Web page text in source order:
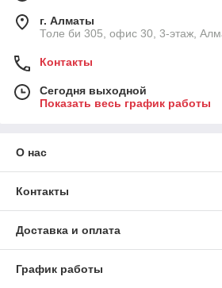
г. Алматы
Толе би 305, офис 30, 3-этаж,
Контакты
Сегодня выходной
Показать весь график работы
О нас
Контакты
Доставка и оплата
График работы